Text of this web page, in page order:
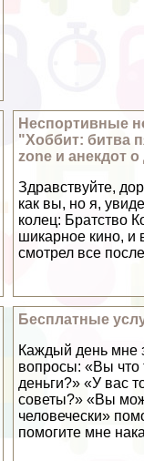
Неспортивные
"Хоббит: битва
zone и анекдот
Здравствуйте,
как вы, но я,
колец: Братство
шикарное кино, и
смотрел все
Бесплатные
Каждый день мне
вопросы: «Вы что
деньги?» «У вас
советы?» «Вы
человечески»
помогите мне